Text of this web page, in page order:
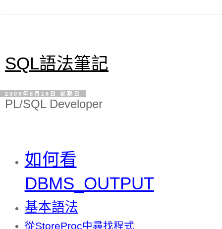
SQL語法筆記
2009年8月16日 星期日
PL/SQL Developer
如何看
DBMS_OUTPUT
基本語法
從StoreProc中尋找程式